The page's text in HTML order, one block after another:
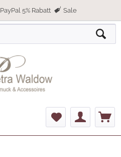
PayPal 5% Rabatt Sale